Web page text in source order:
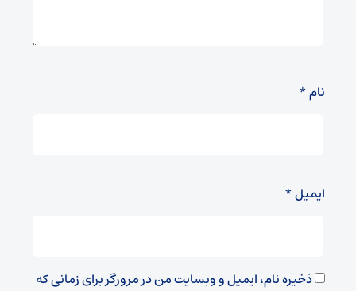
نام*
ایمیل*
ذخیره نام، ایمیل و وبسایت من در مرورگر برای زمانی که